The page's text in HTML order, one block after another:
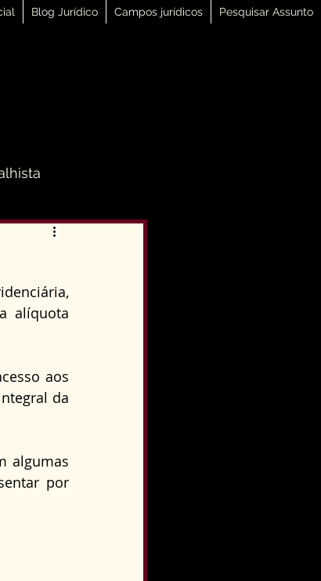
Blog Jurídico Campos jurídicos Pesquisar Assunto
Penal
alíquota
aos
da
algumas
por